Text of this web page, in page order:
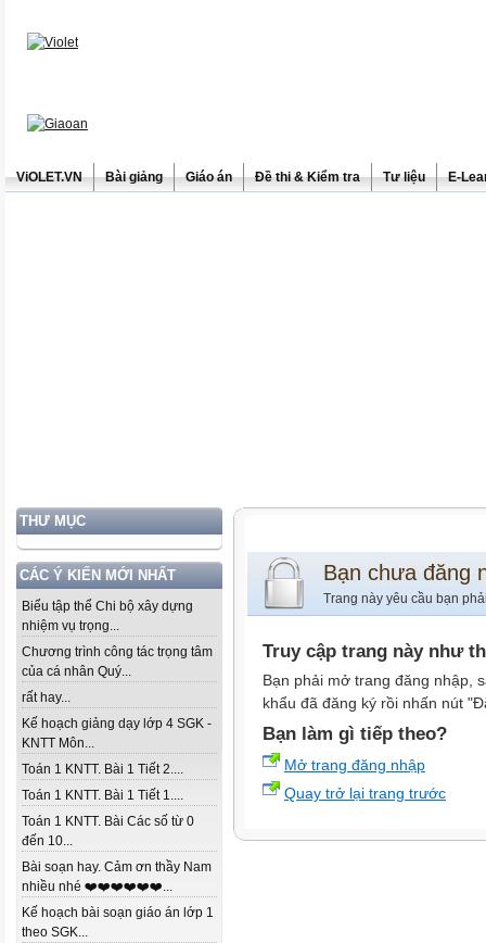
ViOLET.VN Bài giảng Giáo án Đề thi & Kiểm tra Tư liệu E-
THƯ MỤC
CÁC Ý KIẾN MỚI NHẤT
Biểu tập thể Chi bộ xây dựng
nhiệm vụ trọng...
Chương trình công tác trọng tâm
của cá nhân Quý...
rất hay...
Kế hoạch giảng dạy lớp 4 SGK -
KNTT Môn...
Toán 1 KNTT. Bài 1 Tiết 2....
Toán 1 KNTT. Bài 1 Tiết 1....
Toán 1 KNTT. Bài Các số từ 0
đến 10...
Bài soạn hay. Cảm ơn thầy Nam
nhiều nhé ❤️❤️❤️❤️❤️❤️...
Kế hoạch bài soạn giáo án lớp 1
theo SGK...
Bạn chưa đăng
Trang này yêu cầu bạn
Truy cập trang này như
Bạn phải mở trang đăng nhập,
khẩu đã đăng ký rồi nhấn nút
Bạn làm gì tiếp theo?
Mở trang đăng nhập
Quay trở lại trang trước